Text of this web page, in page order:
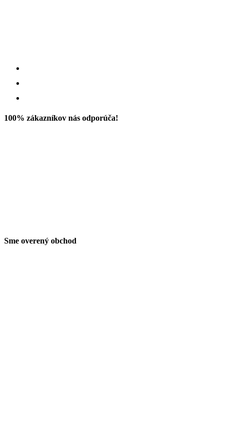
100% zákazníkov nás odporúča!
Sme overený obchod